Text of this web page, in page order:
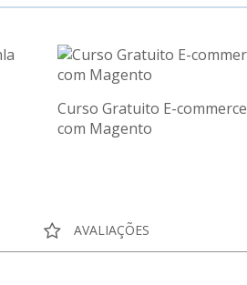
Curso Gratuito E-commerce
com Magento
AVALIAÇÕES